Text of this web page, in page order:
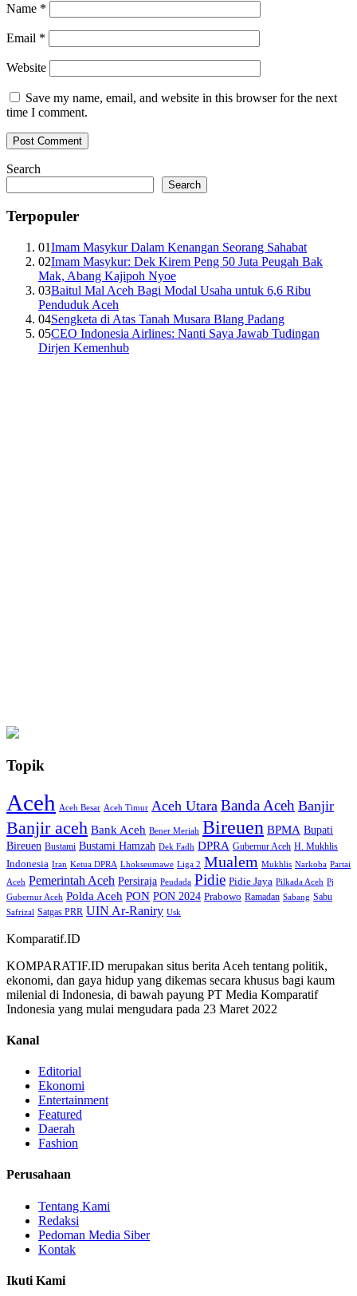
Name *
Email *
Website
Save my name, email, and website in this browser for the next
time I comment.
Search
Search
Terpopuler
01Imam Masykur Dalam Kenangan Seorang Sahabat
02Imam Masykur: Dek Kirem Peng 50 Juta Peugah Bak
Mak, Abang Kajipoh Nyoe
03Baitul Mal Aceh Bagi Modal Usaha untuk 6,6 Ribu
Penduduk Aceh
04Sengketa di Atas Tanah Musara Blang Padang
05CEO Indonesia Airlines: Nanti Saya Jawab Tudingan
Dirjen Kemenhub
Topik
Aceh Aceh Besar Aceh Timur Aceh Utara Banda Aceh Banjir
Banjir aceh Bank Aceh Bener Meriah Bireuen BPMA Bupati
Bireuen Bustami Bustami Hamzah Dek Fadh DPRA Gubernur Aceh H. Mukhlis
Indonesia Iran Ketua DPRA Lhokseumawe Liga 2 Mualem Mukhlis Narkoba Partai
Aceh Pemerintah Aceh Persiraja Peudada Pidie Pidie Jaya Pilkada Aceh Pj
Gubernur Aceh Polda Aceh PON PON 2024 Prabowo Ramadan Sabang Sabu
Safrizal Satgas PRR UIN Ar-Raniry Usk
Komparatif.ID
KOMPARATIF.ID merupakan situs berita Aceh tentang politik,
ekonomi, dan gaya hidup yang dikemas secara khusus bagi kaum
milenial di Indonesia, di bawah payung PT Media Komparatif
Indonesia yang mulai mengudara pada 23 Maret 2022
Kanal
Editorial
Ekonomi
Entertainment
Featured
Daerah
Fashion
Perusahaan
Tentang Kami
Redaksi
Pedoman Media Siber
Kontak
Ikuti Kami